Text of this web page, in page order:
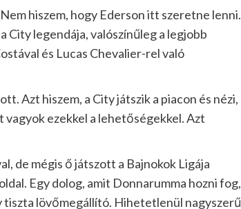
hiszem, hogy Ederson itt szeretne lenni.
City legendája, valószínűleg a legjobb
és Lucas Chevalier-rel való
Azt hiszem, a City játszik a piacon és nézi,
vagyok ezekkel a lehetőségekkel. Azt
de mégis ő játszott a Bajnokok Ligája
Egy dolog, amit Donnarumma hozni fog,
tiszta lövőmegállító. Hihetetlenül nagyszerű